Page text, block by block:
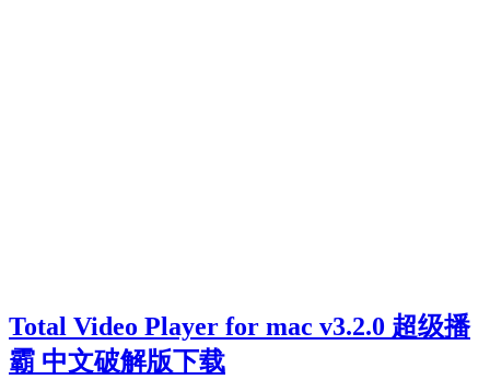
Total Video Player for mac v3.2.0 超级播
霸 中文破解版下载